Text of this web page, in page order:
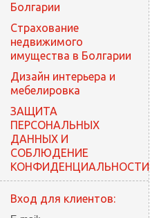
Болгарии
Cтрахование
недвижимого
имущества в Болгарии
Дизайн интерьера и
мебелировка
ЗАЩИТА
ПЕРСОНАЛЬНЫХ
ДАННЫХ И
СОБЛЮДЕНИЕ
КОНФИДЕНЦИАЛЬНОСТИ
Вход для клиентов: